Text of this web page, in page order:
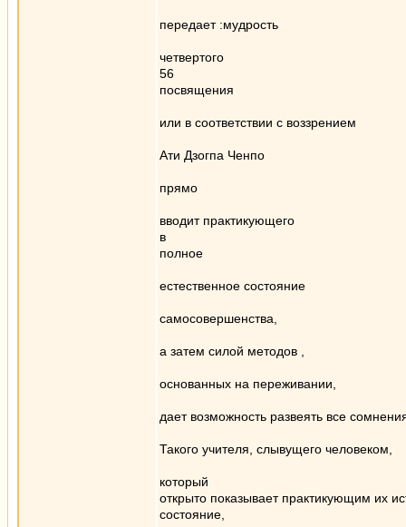
передает :мудрость
четвертого
56
посвящения
или в соответствии с воззрением
Ати Дзогпа Ченпо
прямо
вводит практикующего
в
полное
естественное состояние
самосовершенства,
а затем силой методов ,
основанных на переживании,
дает возможность развеять все
Такого учителя, слывущего человеком,
который
открыто показывает практикующим их
состояние,